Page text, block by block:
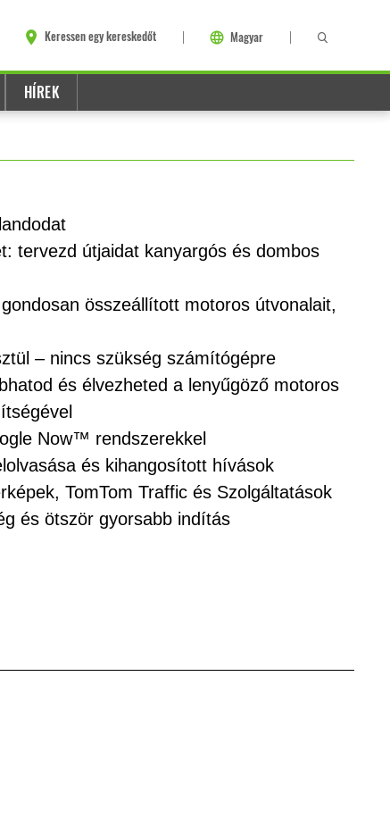
Keressen egy kereskedőt Magyar
HÍREK
tervezd útjaidat kanyargós és dombos
összeállított motoros útvonalait,
– nincs szükség számítógépre
és élvezheted a lenyűgöző motoros
Now™ rendszerekkel
és kihangosított hívások
TomTom Traffic és Szolgáltatások
és ötször gyorsabb indítás